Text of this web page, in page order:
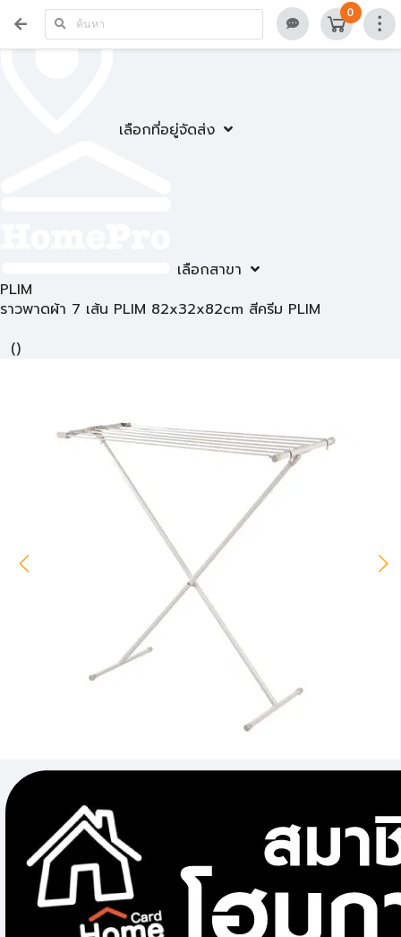
เลือกที่อยู่จัดส่ง
เลือกสาขา
0
PLIM
ราวพาดผ้า 7 เส้น PLIM 82x32x82cm สีครีม PLIM
()